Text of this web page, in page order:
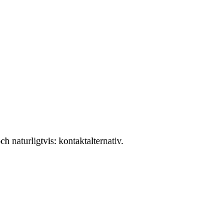
naturligtvis: kontaktalternativ.